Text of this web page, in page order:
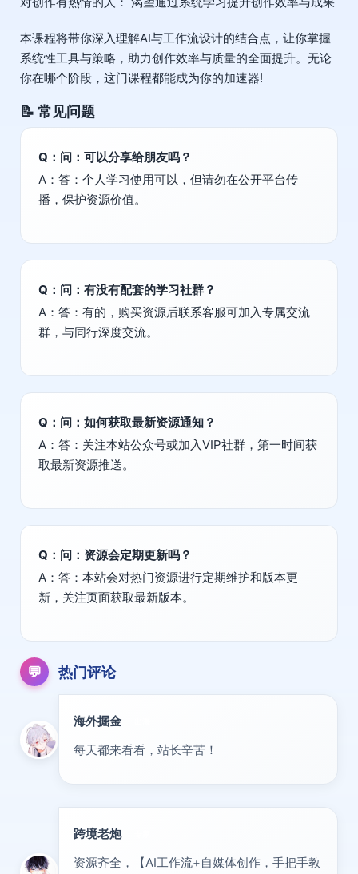
本课程将带你深入理解AI与工作流设计的结合点，让你掌握
系统性工具与策略，助力创作效率与质量的全面提升。无论
你在哪个阶段，这门课程都能成为你的加速器!
📝 常见问题
Q：问：可以分享给朋友吗？
A：答：个人学习使用可以，但请勿在公开平台传
播，保护资源价值。
Q：问：有没有配套的学习社群？
A：答：有的，购买资源后联系客服可加入专属交流
群，与同行深度交流。
Q：问：如何获取最新资源通知？
A：答：关注本站公众号或加入VIP社群，第一时间获
取最新资源推送。
Q：问：资源会定期更新吗？
A：答：本站会对热门资源进行定期维护和版本更
新，关注页面获取最新版本。
💬 热门评论
海外掘金
每天都来看看，站长辛苦！
跨境老炮
资源齐全，【AI工作流+自媒体创作，手把手教